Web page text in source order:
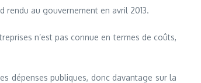
rendu au gouvernement en avril 2013.
n’est pas connue en termes de coûts,
dépenses publiques, donc davantage sur la